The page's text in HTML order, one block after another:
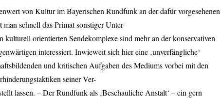
von Kultur im Bayerischen Rundfunk an der dafür vorgesehenen
man schnell das Primat sonstiger Unter-
kulturell orientierten Sendekomplexe sind mehr an der konservativen
interessiert. Inwieweit sich hier eine ‚unverfängliche‘
und kritischen Aufgaben des Mediums vorbei mit den
seiner Ver-
lassen. – Der Rundfunk als ‚Beschauliche Anstalt‘ – ein gern